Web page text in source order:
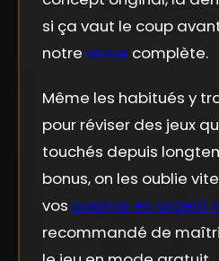
si ça vaut le coup
notre revue complète.
Même les habitués y
pour réviser des jeux
touchés depuis
bonus, on les oublie
vos casinos en argent
recommandé de